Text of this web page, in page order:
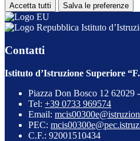
Accetta tutti Salva le preferenze
Istituto
Contatti
Istituto d’Istruzione Superiore
Piazza Don Bosco 12 62029
Tel: +39 0733 969574
Email:
PEC:
C.F.: 92001510434